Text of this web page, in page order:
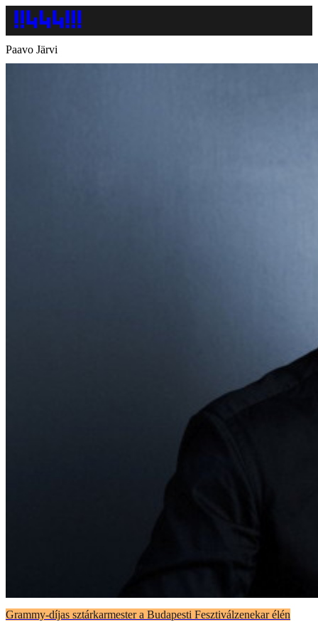
Paavo Järvi
Grammy-díjas sztárkarmester a Budapesti Fesztiválzenekar élén